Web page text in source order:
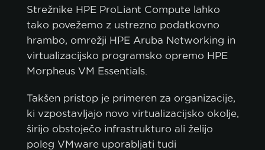
Strežnike HPE ProLiant Compute lahko
tako povežemo z ustrezno podatkovno
hrambo, omrežji HPE Aruba Networking in
virtualizacijsko programsko opremo HPE
Morpheus VM Essentials.
Takšen pristop je primeren za organizacije,
ki vzpostavljajo novo virtualizacijsko okolje,
širijo obstoječo infrastrukturo ali želijo
poleg VMware uporabljati tudi